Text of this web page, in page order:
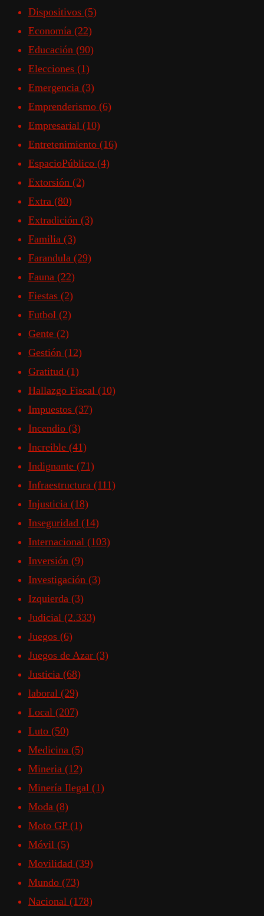
Dispositivos (5)
Economía (22)
Educación (90)
Elecciones (1)
Emergencia (3)
Emprenderismo (6)
Empresarial (10)
Entretenimiento (16)
EspacioPúblico (4)
Extorsión (2)
Extra (80)
Extradición (3)
Familia (3)
Farandula (29)
Fauna (22)
Fiestas (2)
Futbol (2)
Gente (2)
Gestión (12)
Gratitud (1)
Hallazgo Fiscal (10)
Impuestos (37)
Incendio (3)
Increible (41)
Indignante (71)
Infraestructura (111)
Injusticia (18)
Inseguridad (14)
Internacional (103)
Inversión (9)
Investigación (3)
Izquierda (3)
Judicial (2.333)
Juegos (6)
Juegos de Azar (3)
Justicia (68)
laboral (29)
Local (207)
Luto (50)
Medicina (5)
Mineria (12)
Minería Ilegal (1)
Moda (8)
Moto GP (1)
Móvil (5)
Movilidad (39)
Mundo (73)
Nacional (178)